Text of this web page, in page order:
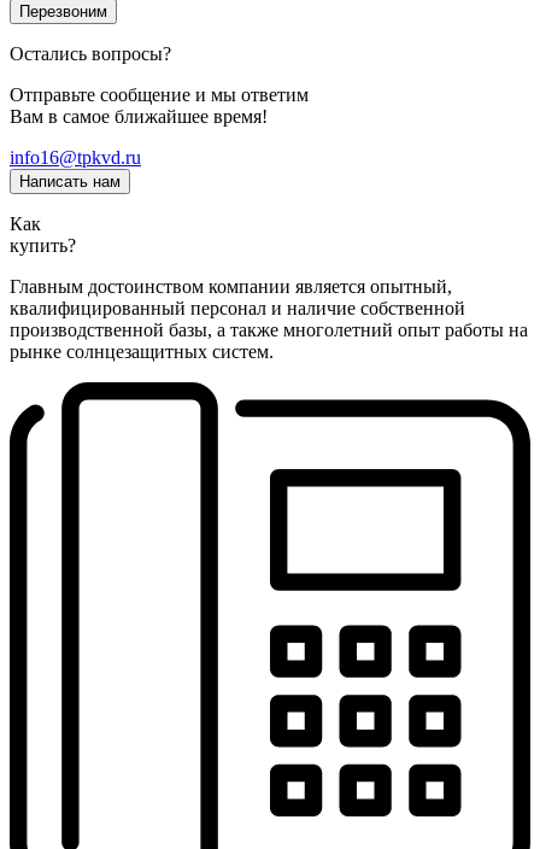
Перезвоним
Остались вопросы?
Отправьте сообщение и мы ответим
Вам в самое ближайшее время!
info16@tpkvd.ru
Написать нам
Как
купить?
Главным достоинством компании является опытный,
квалифицированный персонал и наличие собственной
производственной базы, а также многолетний опыт работы на
рынке солнцезащитных систем.